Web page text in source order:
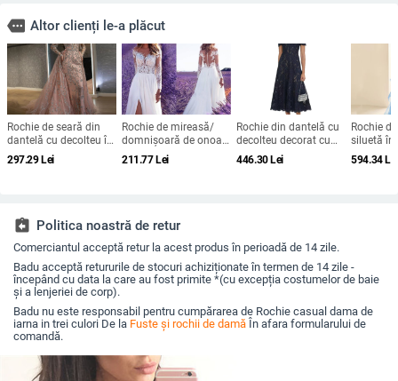
more Altor clienți le-a plăcut
Rochie de seară din
dantelă cu decolteu în
V, mâneci lungi, talie
înaltă, croială prințesă,
297.29Lei
Rochie de mireasă/
domnișoară de onoare
din dantelă, mâneci
lungi, decolteu adânc
211.77Lei
Rochie din dantelă cu
decolteu decorat cu
diamante, croială în A,
lungă, talie înaltă,
446.30Lei
Rochie
siluetă în
bretele
594.34Lei
assignment_return Politica noastră de retur
Comerciantul acceptă retur la acest produs în perioadă de 14 zile.
Badu acceptă retururile de stocuri achiziționate în termen de 14 zile -
începând cu data la care au fost primite *(cu excepția costumelor de baie
și a lenjeriei de corp).
Badu nu este responsabil pentru cumpărarea de Rochie casual dama de
iarna in trei culori De la Fuste și rochii de damă În afara formularului de
comandă.